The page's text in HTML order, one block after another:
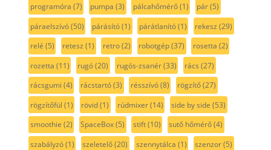
programóra (7) pumpa (3) pálcahőmérő(1) pár(5)
páraelszívó(50) párásító(1) párátlanító(1) rekesz (29)
relé (5) retesz (1) retro(2) robotgép(37) rosetta (2)
rozetta (11) rugó(20) rugós-zsanér(33) rács (27)
rácsgumi (4) rácstartó(3) résszívó(8) rögzítő(27)
rögzítőfül (1) rövid(1) rúdmixer(14) side by side (53)
smoothie (2) SpaceBox(5) stift(10) sutő hőmérő(4)
szabályzó(1) szeletelő(20) szennytálca (1) szenzor(5)